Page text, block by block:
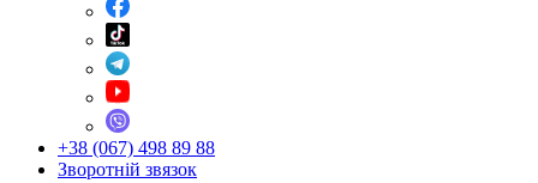
+38 (067) 498 89 88
Зворотній звязок